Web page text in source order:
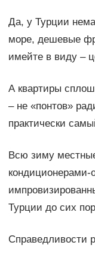
Да, у Турции
море, дешевые
имейте в виду –
А квартиры
– не «понтов»
практически
Всю зиму
кондиционерами-
Турции до сих
Справедливости